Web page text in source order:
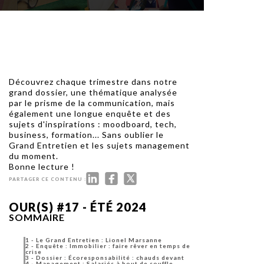
de
sur
Découvrez chaque trimestre dans notre
grand dossier, une thématique analysée
par le prisme de la communication, mais
également une longue enquête et des
sujets d'inspirations : moodboard, tech,
business, formation... Sans oublier le
Grand Entretien et les sujets management
du moment.
Bonne lecture !
PARTAGER CE CONTENU :
OUR(S) #17 - ÉTÉ 2024
SOMMAIRE
1 - Le Grand Entretien : Lionel Marsanne
2 - Enquête : Immobilier : faire rêver en temps de
crise
3 - Dossier : Écoresponsabilité : chauds devant